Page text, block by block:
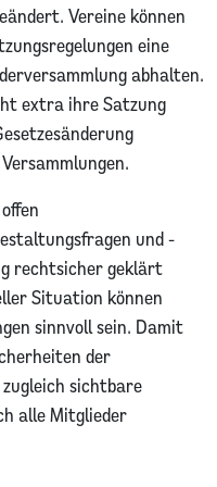
Vereine können
eine
abhalten.
extra ihre Satzung
und -
rechtsicher geklärt
Situation können
sinnvoll sein. Damit
der
sichtbare
alle Mitglieder